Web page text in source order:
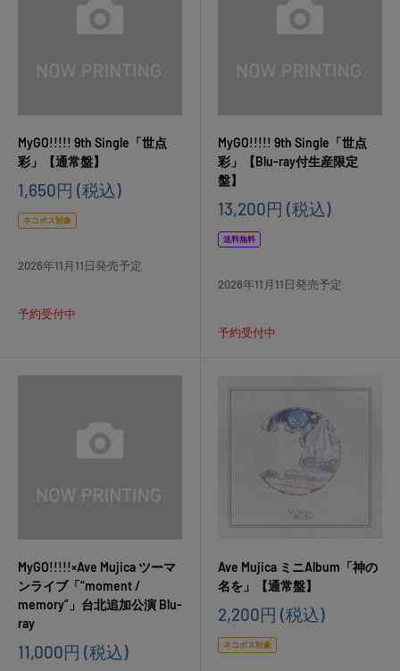
MyGO!!!!! 9th Single「世点
彩」【通常盤】
販
価
1,650円 (税込)
ネコポス対象
2026年11月11日発売予定
予約受付中
MyGO!!!!! 9th Single「世点
彩」【Blu-ray付生産限定
盤】
販
価
13,200円 (税込)
送料無料
2026年11月11日発売予定
予約受付中
MyGO!!!!!×Ave Mujica ツーマ
ンライブ「“moment /
memory”」台北追加公演 Blu-
ray
販
11,000円 (税込)
Ave Mujica ミニAlbum「神の
名を」【通常盤】
販
価
2,200円 (税込)
ネコポス対象